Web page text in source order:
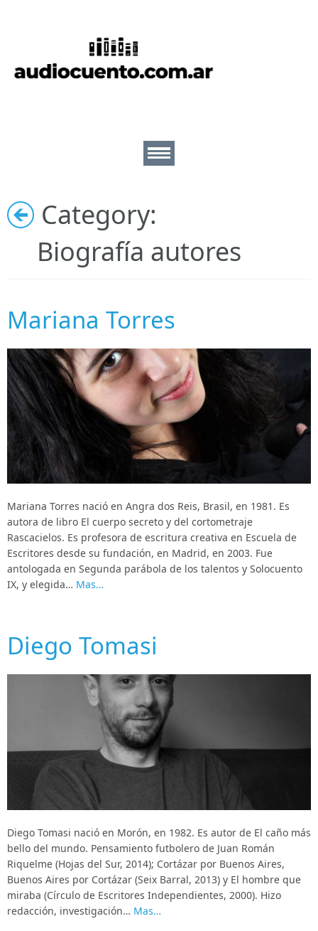
Ilustradores
Nosotros
Category:
Biografía autores
Mariana Torres
Mariana Torres nació en Angra dos Reis, Brasil, en 1981. Es
autora de libro El cuerpo secreto y del cortometraje
Rascacielos. Es profesora de escritura creativa en Escuela de
Escritores desde su fundación, en Madrid, en 2003. Fue
antologada en Segunda parábola de los talentos y Solocuento
IX, y elegida… Mas…
Diego Tomasi
Diego Tomasi nació en Morón, en 1982. Es autor de El caño más
bello del mundo. Pensamiento futbolero de Juan Román
Riquelme (Hojas del Sur, 2014); Cortázar por Buenos Aires,
Buenos Aires por Cortázar (Seix Barral, 2013) y El hombre que
miraba (Círculo de Escritores Independientes, 2000). Hizo
redacción, investigación… Mas…